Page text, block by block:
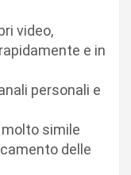
video,
e in
personali e
simile
delle